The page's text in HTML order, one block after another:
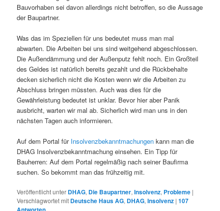
Bauvorhaben sei davon allerdings nicht betroffen, so die Aussage
der Baupartner.
Was das im Speziellen für uns bedeutet muss man mal
abwarten. Die Arbeiten bei uns sind weitgehend abgeschlossen.
Die Außendämmung und der Außenputz fehlt noch. Ein Großteil
des Geldes ist natürlich bereits gezahlt und die Rückbehalte
decken sicherlich nicht die Kosten wenn wir die Arbeiten zu
Abschluss bringen müssten. Auch was dies für die
Gewährleistung bedeutet ist unklar. Bevor hier aber Panik
ausbricht, warten wir mal ab. Sicherlich wird man uns in den
nächsten Tagen auch informieren.
Auf dem Portal für Insolvenzbekanntmachungen kann man die
DHAG Insolvenzbekanntmachung einsehen. Ein Tipp für
Bauherren: Auf dem Portal regelmäßig nach seiner Baufirma
suchen. So bekommt man das frühzeitig mit.
Veröffentlicht unter DHAG, Die Baupartner,Insolvenz, Probleme |
Verschlagwortet mit Deutsche Haus AG, DHAG,Insolvenz |107